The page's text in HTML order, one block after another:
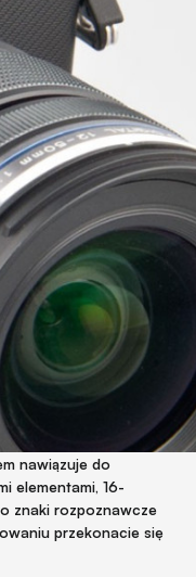
nawiązuje do
elementami, 16-
znaki rozpoznawcze
przekonacie się